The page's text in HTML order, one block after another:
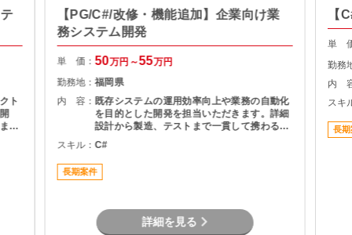
ト
【PG/C#/改修・機能追加】企業向け業
務システム開発
単 価：50万円～55万円
勤務地：福岡県
内 容： 既存システムの運用効率向上や業務の自動化
を目的とした開発を担当いただきます。詳細
設計から製造、テストまで一貫して携わるこ
とができるため、開発工程全体の経験を積み
たい方におすすめです。長期参画を前提とし
た安定した案件です。
スキル：C#
長期案件
詳細を見る
【
単
勤務
内
スキ
長期